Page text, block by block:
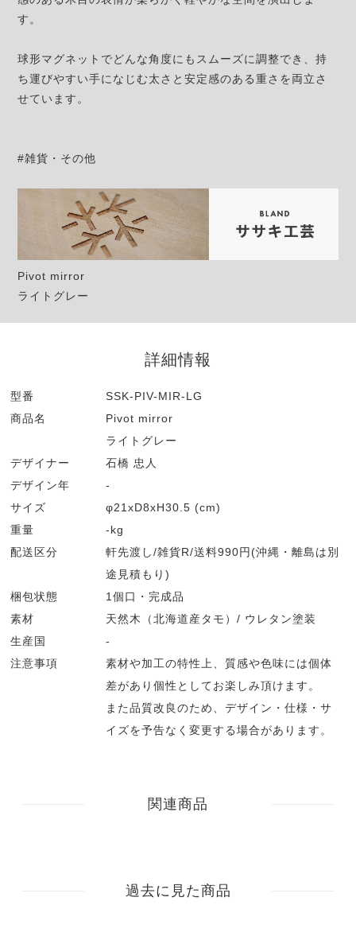
す。
球形マグネットでどんな角度にもスムーズに調整でき、持
ち運びやすい手になじむ太さと安定感のある重さを両立さ
せています。
#雑貨・その他
Pivot mirror
ライトグレー
詳細情報
型番
SSK-PIV-MIR-LG
商品名
Pivot mirror
ライトグレー
デザイナー
石橋 忠人
デザイン年
-
サイズ
φ21xD8xH30.5 (cm)
重量
-kg
配送区分
軒先渡し/雑貨R/送料990円(沖縄・離島は別
途見積もり)
梱包状態
1個口・完成品
素材
天然木（北海道産タモ）/ ウレタン塗装
生産国
-
注意事項
素材や加工の特性上、質感や色味には個体
差があり個性としてお楽しみ頂けます。
また品質改良のため、デザイン・仕様・サ
イズを予告なく変更する場合があります。
関連商品
過去に見た商品